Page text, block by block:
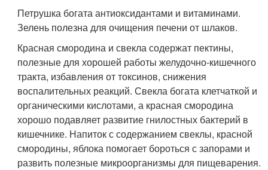
Петрушка богата антиоксидантами и витаминами.
Зелень полезна для очищения печени от шлаков.
Красная смородина и свекла содержат пектины,
полезные для хорошей работы желудочно-кишечного
тракта, избавления от токсинов, снижения
воспалительных реакций. Свекла богата клетчаткой и
органическими кислотами, а красная смородина
хорошо подавляет развитие гнилостных бактерий в
кишечнике. Напиток с содержанием свеклы, красной
смородины, яблока помогает бороться с запорами и
развить полезные микроорганизмы для пищеварения.